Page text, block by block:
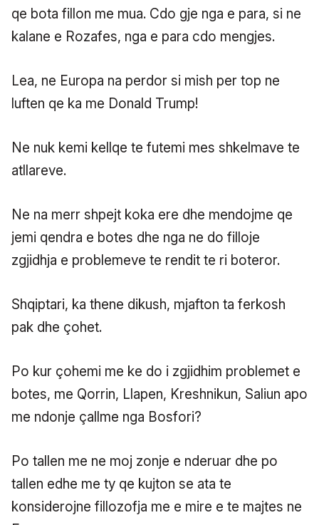
qe bota fillon me mua. Cdo gje nga e para, si ne
kalane e Rozafes, nga e para cdo mengjes.
Lea, ne Europa na perdor si mish per top ne
luften qe ka me Donald Trump!
Ne nuk kemi kellqe te futemi mes shkelmave te
atllareve.
Ne na merr shpejt koka ere dhe mendojme qe
jemi qendra e botes dhe nga ne do filloje
zgjidhja e problemeve te rendit te ri boteror.
Shqiptari, ka thene dikush, mjafton ta ferkosh
pak dhe çohet.
Po kur çohemi me ke do i zgjidhim problemet e
botes, me Qorrin, Llapen, Kreshnikun, Saliun apo
me ndonje çallme nga Bosfori?
Po tallen me ne moj zonje e nderuar dhe po
tallen edhe me ty qe kujton se ata te
konsiderojne fillozofja me e mire e te majtes ne